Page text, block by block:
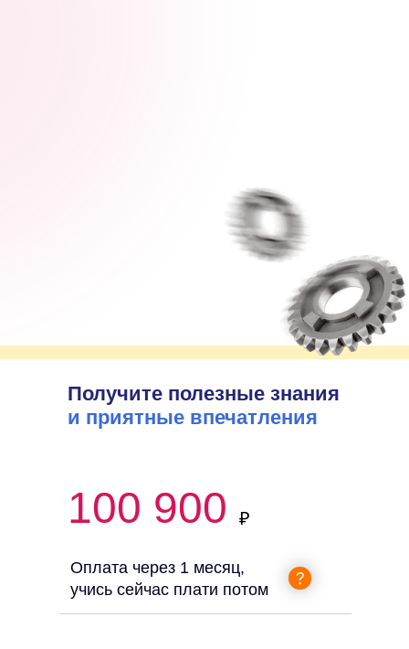
Получите полезные знания
и приятные впечатления
Оплата через 1 месяц,
учись сейчас плати потом
100 900 ₽